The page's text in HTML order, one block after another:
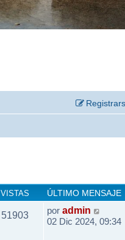
VISTAS ÚLTIMO MENSAJE
51903 por admin
02 Dic 2024, 09:34